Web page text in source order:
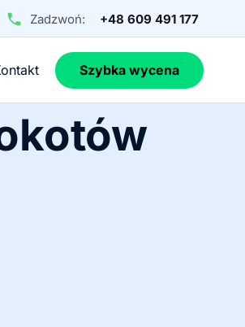
Zadzwoń: +48 609 491 177
Szybka wycena